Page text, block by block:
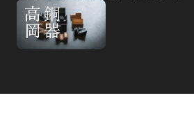
高
岡
銅器